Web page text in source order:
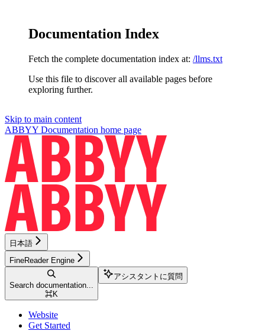
Documentation Index
Fetch the complete documentation index at: /llms.txt
Use this file to discover all available pages before
exploring further.
Skip to main content
ABBYY Documentation home page
日本語
FineReader Engine
Search documentation...
⌘K
アシスタントに質問
Website
Get Started